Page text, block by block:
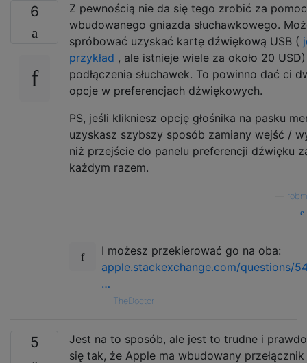
6
Z pewnością nie da się tego zrobić za
wbudowanego gniazda słuchawkowego.
spróbować uzyskać kartę dźwiękową USB (
przykład , ale istnieje wiele za około 20
podłączenia słuchawek. To powinno dać ci
opcje w preferencjach dźwiękowych.
PS, jeśli klikniesz opcję głośnika na pasku
uzyskasz szybszy sposób zamiany wejść /
niż przejście do panelu preferencji dźwięku
każdym razem.
I możesz przekierować go na oba:
apple.stackexchange.com/questions/
…
TheDoctor
5
Jest na to sposób, ale jest to trudne i
się tak, że Apple ma wbudowany